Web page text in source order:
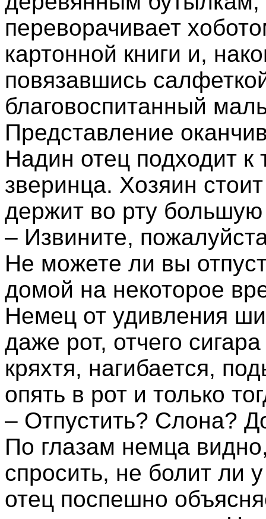
переворачивает
картонной книги и,
повязавшись
благовоспитанный
Представление
Надин отец подходит к
зверинца. Хозяин
держит во рту большую
– Извините,
Не можете ли вы
домой на некоторое
Немец от удивления
даже рот, отчего
кряхтя, нагибается,
опять в рот и только
– Отпустить? Слона?
По глазам немца
спросить, не болит ли
отец поспешно